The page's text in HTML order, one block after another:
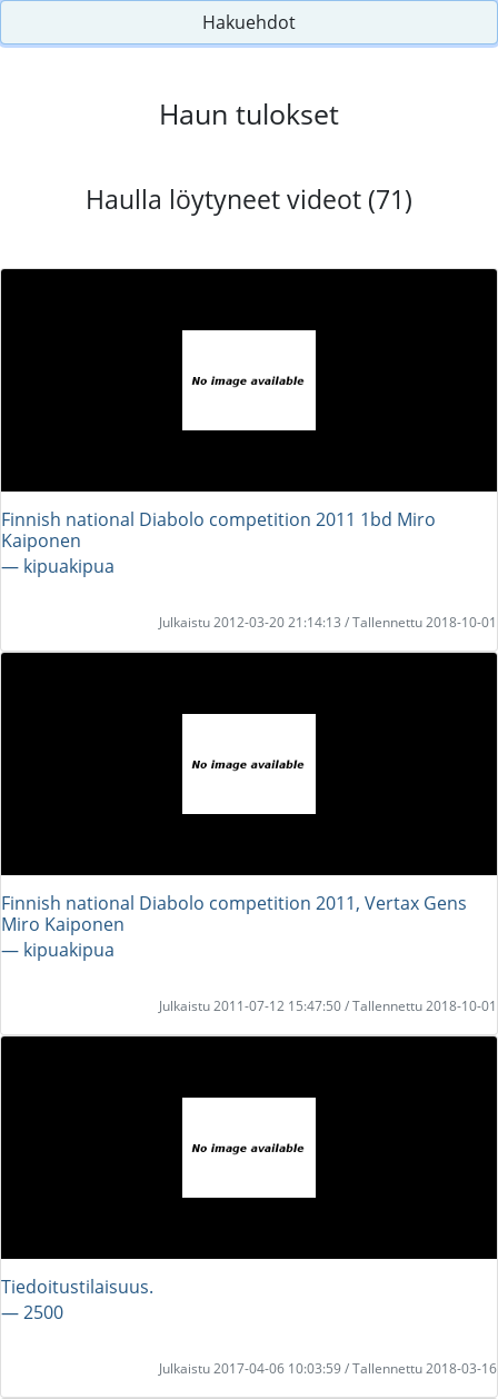
Hakuehdot
Haun tulokset
Haulla löytyneet videot (71)
Finnish national Diabolo competition 2011 1bd Miro
Kaiponen
― kipuakipua
Julkaistu 2012-03-20 21:14:13 / Tallennettu 2018-10-01
Finnish national Diabolo competition 2011, Vertax Gens
Miro Kaiponen
― kipuakipua
Julkaistu 2011-07-12 15:47:50 / Tallennettu 2018-10-01
Tiedoitustilaisuus.
― 2500
Julkaistu 2017-04-06 10:03:59 / Tallennettu 2018-03-16